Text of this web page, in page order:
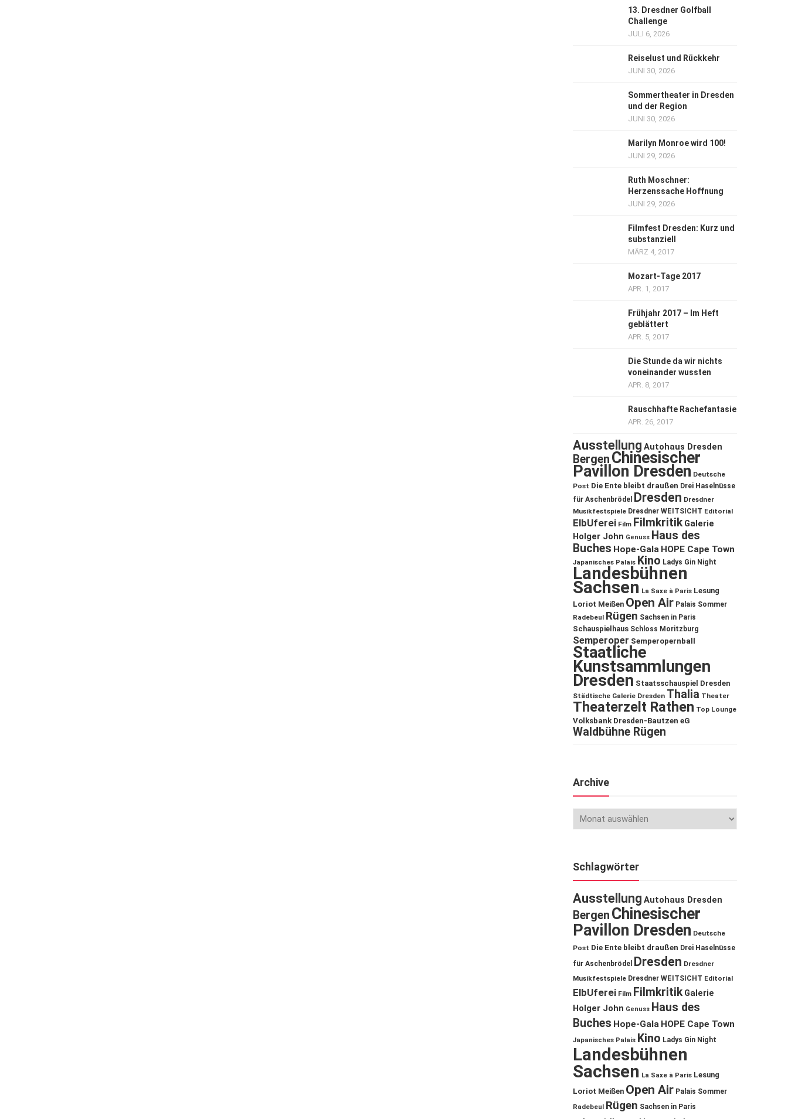
13. Dresdner Golfball
Challenge
JULI 6, 2026
Reiselust und Rückkehr
JUNI 30, 2026
Sommertheater in Dresden
und der Region
JUNI 30, 2026
Marilyn Monroe wird 100!
JUNI 29, 2026
Ruth Moschner:
Herzenssache Hoffnung
JUNI 29, 2026
Filmfest Dresden: Kurz und
substanziell
MÄRZ 4, 2017
Mozart-Tage 2017
APR. 1, 2017
Frühjahr 2017 – Im Heft
geblättert
APR. 5, 2017
Die Stunde da wir nichts
voneinander wussten
APR. 8, 2017
Rauschhafte Rachefantasie
APR. 26, 2017
Ausstellung Autohaus Dresden
Bergen Chinesischer
Pavillon Dresden Deutsche
Post Die Ente bleibt draußen Drei Haselnüsse
für Aschenbrödel
Dresden Dresdner
Musikfestspiele Dresdner WEITSICHT Editorial
ElbUferei Film Filmkritik Galerie
Holger John Genuss Haus des
Buches Hope-Gala HOPE Cape Town
Japanisches Palais Kino Ladys Gin Night
Landesbühnen
Sachsen La Saxe à Paris Lesung
Loriot Meißen Open Air Palais Sommer
Radebeul Rügen Sachsen in Paris
Schauspielhaus Schloss Moritzburg
Semperoper Semperopernball
Staatliche
Kunstsammlungen
Dresden Staatsschauspiel Dresden
Städtische Galerie Dresden Thalia Theater
Theaterzelt Rathen Top Lounge
Volksbank Dresden-Bautzen eG
Waldbühne Rügen
Archive
Schlagwörter
Ausstellung Autohaus Dresden
Bergen Chinesischer
Pavillon Dresden Deutsche
Post Die Ente bleibt draußen Drei Haselnüsse
für Aschenbrödel
Dresden Dresdner
Musikfestspiele Dresdner WEITSICHT Editorial
ElbUferei Film Filmkritik Galerie
Holger John Genuss Haus des
Buches Hope-Gala HOPE Cape Town
Japanisches Palais Kino Ladys Gin Night
Landesbühnen
Sachsen La Saxe à Paris Lesung
Loriot Meißen Open Air Palais Sommer
Radebeul Rügen Sachsen in Paris